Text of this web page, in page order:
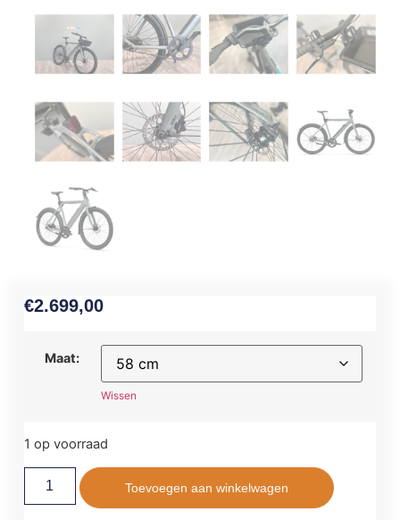
€2.699,00
Maat:
Wissen
1 op voorraad
Toevoegen aan winkelwagen